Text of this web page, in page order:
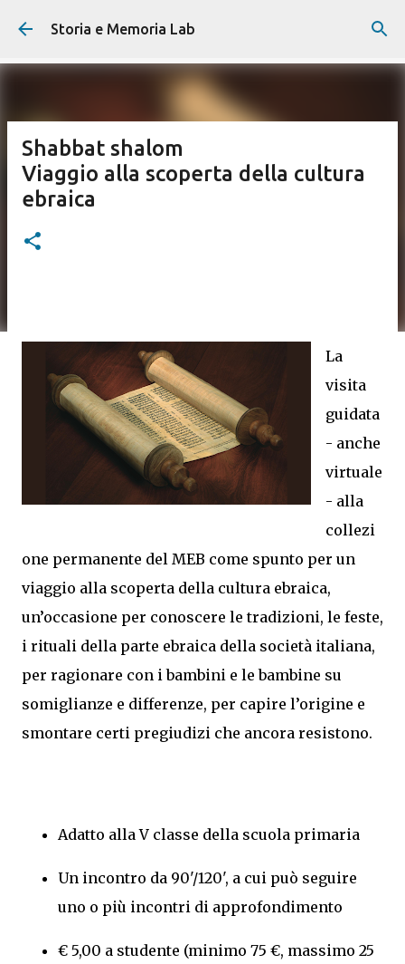
Passa ai contenuti principali
Storia e Memoria Lab
Shabbat shalom
Viaggio alla scoperta della cultura
ebraica
La
visita
guidata
- anche
virtuale
- alla
collezi
one permanente del MEB come spunto per un
viaggio alla scoperta della cultura ebraica,
un’occasione per conoscere le tradizioni, le feste,
i rituali della parte ebraica della società italiana,
per ragionare con i bambini e le bambine su
somiglianze e differenze, per capire l’origine e
smontare certi pregiudizi che ancora resistono.
Adatto alla V classe della scuola primaria
Un incontro da 90'/120', a cui può seguire
uno o più incontri di approfondimento
€ 5,00 a studente (minimo 75 €, massimo 25